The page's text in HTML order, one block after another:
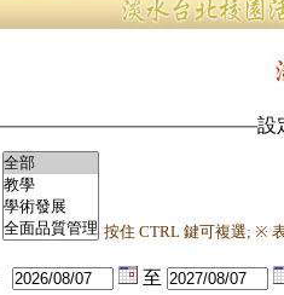
設
按住 CTRL 鍵可複選; ※
至